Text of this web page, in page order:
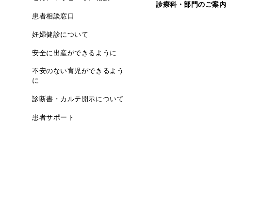
患者相談窓口
妊婦健診について
安全に出産ができるように
不安のない育児ができるよう
に
診断書・カルテ開示について
患者サポート
診療科・部門のご案内